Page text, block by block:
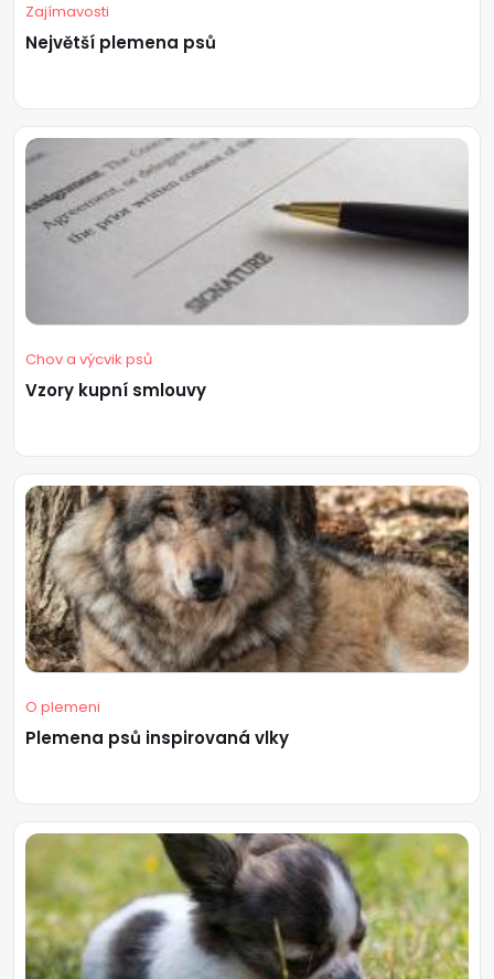
Zajímavosti
Největší plemena psů
Chov a výcvik psů
Vzory kupní smlouvy
O plemeni
Plemena psů inspirovaná vlky